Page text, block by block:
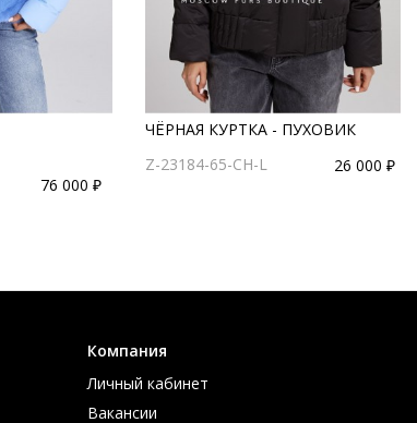
76 000 ₽
ЧЁРНАЯ КУРТКА - ПУХОВИК
Z-23184-65-CH-L
26 000 ₽
Компания
Личный кабинет
Вакансии